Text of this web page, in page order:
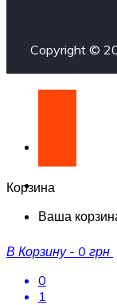
Copyright ©
Корзина
Ваша
В Корзину - 0 грн
0
1